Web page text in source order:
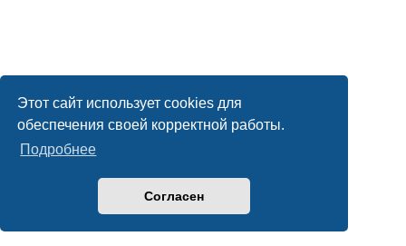
Этот сайт использует cookies для
обеспечения своей корректной работы.
Подробнее
Согласен